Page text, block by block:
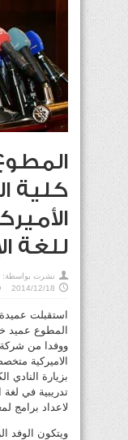
كلية
للغة
نشرت بواسطة:
2014/12/18
استقبلت
المطوع عميد
ووفدا من شركة
الاميركية
بزيارة النادي
تدريبية في
لاعداد برامج
ويتكون الوفد